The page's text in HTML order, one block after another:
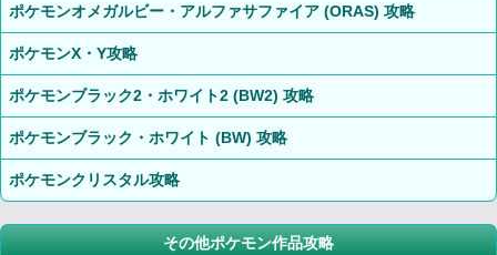
ポケモンオメガルビー・アルファサファイア (ORAS) 攻略
ポケモンX・Y攻略
ポケモンブラック2・ホワイト2 (BW2) 攻略
ポケモンブラック・ホワイト (BW) 攻略
ポケモンクリスタル攻略
その他ポケモン作品攻略